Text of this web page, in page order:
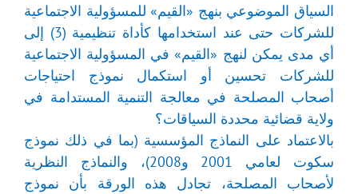
السياق الموضوعي بنهج «القيم» للمسؤولية الاجتماعية
للشركات حتى عند استخدامها كأداة تنظيمية (3) إلى
أي مدى يمكن لنهج «القيم» في المسؤولية الاجتماعية
للشركات تحسين أو استكمال نموذج احتياجات
أصحاب المصلحة في معالجة التنمية المستدامة في
ولاية قضائية محددة السياقات؟
بالاعتماد على النماذج المؤسسية (بما في ذلك نموذج
سكوت لعامي 2001 و2008)، والنماذج النظرية
لأصحاب المصلحة، تجادل هذه الورقة بأن نموذج